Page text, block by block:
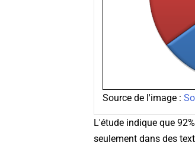
Source de l'image :
L'étude indique que
seulement dans des